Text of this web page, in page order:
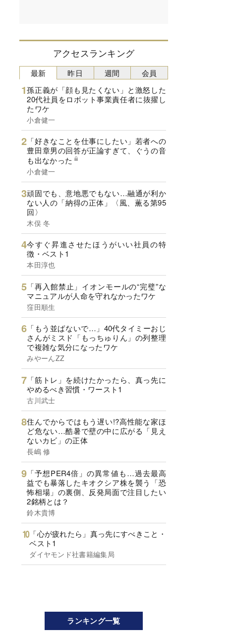
アクセスランキング
最新
孫正義が「顔も見たくない」と激怒した
20代社員をロボット事業責任者に抜擢し
たワケ
小倉健一
「好きなことを仕事にしたい」若者への
豊田章男の回答が正論すぎて、ぐうの音
も出なかった
小倉健一
頑固でも、意地悪でもない…融通が利か
ない人の「納得の正体」〈風、薫る第95
回〉
木俣 冬
今すぐ昇進させたほうがいい社員の特
徴・ベスト1
本田淳也
「再入館禁止」イオンモールの“完璧”な
マニュアルが人命を守れなかったワケ
窪田順生
「もう並ばないで…」40代タイミーおじ
さんがミスド「もっちゅりん」の列整理
で複雑な気分になったワケ
みやーんZZ
「筋トレ」を続けたかったら、真っ先に
やめるべき習慣・ワースト1
古川武士
住んでからではもう遅い!?高性能な家ほ
ど危ない…酷暑で壁の中に広がる「見え
ないカビ」の正体
長嶋 修
「予想PER4倍」の異常値も…過去最高
益でも暴落したキオクシア株を襲う「恐
怖相場」の裏側、反発局面で注目したい
2銘柄とは？
鈴木貴博
「心が疲れたら」真っ先にすべきこと・
ベスト1
ダイヤモンド社書籍編集局
昨日 週間 会員
ランキング一覧